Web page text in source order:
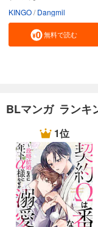
KINGO Dangmil
無料で読む
BLマンガ ランキ
1位